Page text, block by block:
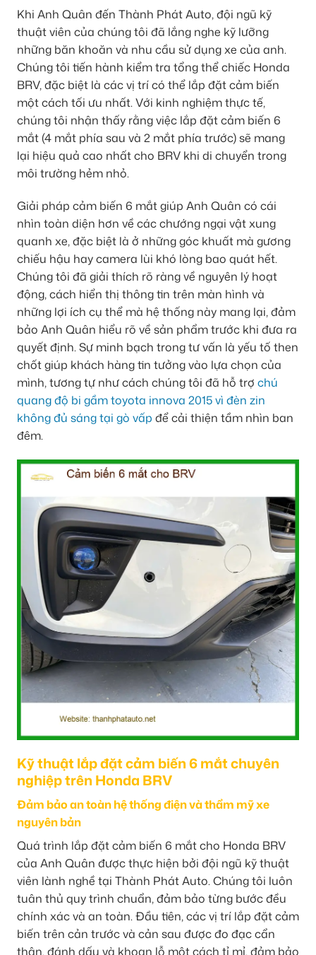
Khi Anh Quân đến Thành Phát Auto, đội ngũ kỹ
thuật viên của chúng tôi đã lắng nghe kỹ lưỡng
những băn khoăn và nhu cầu sử dụng xe của anh.
Chúng tôi tiến hành kiểm tra tổng thể chiếc Honda
BRV, đặc biệt là các vị trí có thể lắp đặt cảm biến
một cách tối ưu nhất. Với kinh nghiệm thực tế,
chúng tôi nhận thấy rằng việc lắp đặt cảm biến 6
mắt (4 mắt phía sau và 2 mắt phía trước) sẽ mang
lại hiệu quả cao nhất cho BRV khi di chuyển trong
môi trường hẻm nhỏ.
Giải pháp cảm biến 6 mắt giúp Anh Quân có cái
nhìn toàn diện hơn về các chướng ngại vật xung
quanh xe, đặc biệt là ở những góc khuất mà gương
chiếu hậu hay camera lùi khó lòng bao quát hết.
Chúng tôi đã giải thích rõ ràng về nguyên lý hoạt
động, cách hiển thị thông tin trên màn hình và
những lợi ích cụ thể mà hệ thống này mang lại, đảm
bảo Anh Quân hiểu rõ về sản phẩm trước khi đưa ra
quyết định. Sự minh bạch trong tư vấn là yếu tố then
chốt giúp khách hàng tin tưởng vào lựa chọn của
mình, tương tự như cách chúng tôi đã hỗ trợ chú
quang độ bi gầm toyota innova 2015 vì đèn zin
không đủ sáng tại gò vấp để cải thiện tầm nhìn ban
đêm.
Kỹ thuật lắp đặt cảm biến 6 mắt chuyên
nghiệp trên Honda BRV
Đảm bảo an toàn hệ thống điện và thẩm mỹ xe
nguyên bản
Quá trình lắp đặt cảm biến 6 mắt cho Honda BRV
của Anh Quân được thực hiện bởi đội ngũ kỹ thuật
viên lành nghề tại Thành Phát Auto. Chúng tôi luôn
tuân thủ quy trình chuẩn, đảm bảo từng bước đều
chính xác và an toàn. Đầu tiên, các vị trí lắp đặt cảm
biến trên cản trước và cản sau được đo đạc cẩn
thận, đánh dấu và khoan lỗ một cách tỉ mỉ, đảm bảo